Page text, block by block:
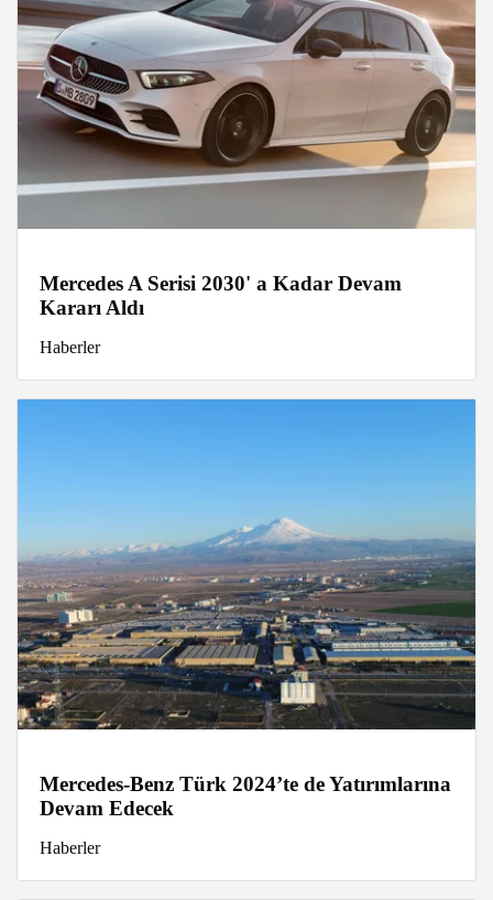
Mercedes A Serisi 2030' a Kadar Devam
Kararı Aldı
Haberler
Mercedes-Benz Türk 2024’te de Yatırımlarına
Devam Edecek
Haberler